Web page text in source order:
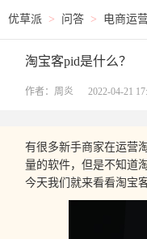
优草派 > 问答 > 电商运营
淘宝客pid是什么？
作者：周炎 2022-04-21
有很多新手商家在运营
量的软件，但是不知道
今天我们就来看看淘宝